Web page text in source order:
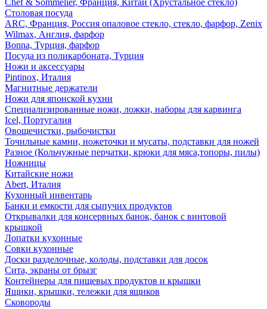
Chef & Sommelier, Франция, Китай (Хрустальное стекло)
Столовая посуда
ARC, Франция, Россия опаловое стекло, стекло, фарфор, Zenix
Wilmax, Англия, фарфор
Bonna, Турция, фарфор
Посуда из поликарбоната, Турция
Ножи и аксессуары
Pintinox, Италия
Магнитные держатели
Ножи для японской кухни
Специализированные ножи, ложки, наборы для карвинга
Icel, Португалия
Овощечистки, рыбочистки
Точильные камни, ножеточки и мусаты, подставки для ножей
Разное (Кольчужные перчатки, крюки для мяса,топоры, пилы)
Ножницы
Китайские ножи
Abert, Италия
Кухонный инвентарь
Банки и емкости для сыпучих продуктов
Открывалки для консервных банок, банок с винтовой
крышкой
Лопатки кухонные
Совки кухонные
Доски разделочные, колоды, подставки для досок
Сита, экраны от брызг
Контейнеры для пищевых продуктов и крышки
Ящики, крышки, тележки для ящиков
Сковороды